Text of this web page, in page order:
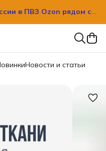
Новости и статьи